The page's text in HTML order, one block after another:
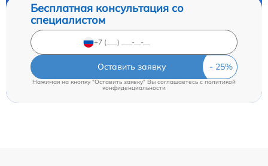
Бесплатная консультация со
специалистом
Оставить заявку
Нажимая на кнопку "Оставить заявку" Вы соглашаетесь cполитикой
конфиденциальности